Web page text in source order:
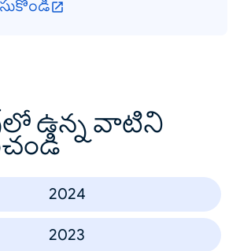
ఉన్న వాటిని
2024
2023